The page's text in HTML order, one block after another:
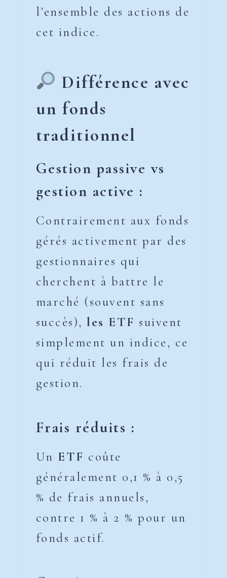
l’ensemble des actions de
cet indice.
Différence avec
un fonds
traditionnel
Gestion passive vs
gestion active :
Contrairement aux fonds
gérés activement par des
gestionnaires qui
cherchent à battre le
marché (souvent sans
succès),les ETF suivent
simplement un indice, ce
qui réduit les frais de
gestion.
Frais réduits :
Un ETF coûte
généralement 0,1 % à 0,5
% de frais annuels,
contre 1 % à 2 % pour un
fonds actif.